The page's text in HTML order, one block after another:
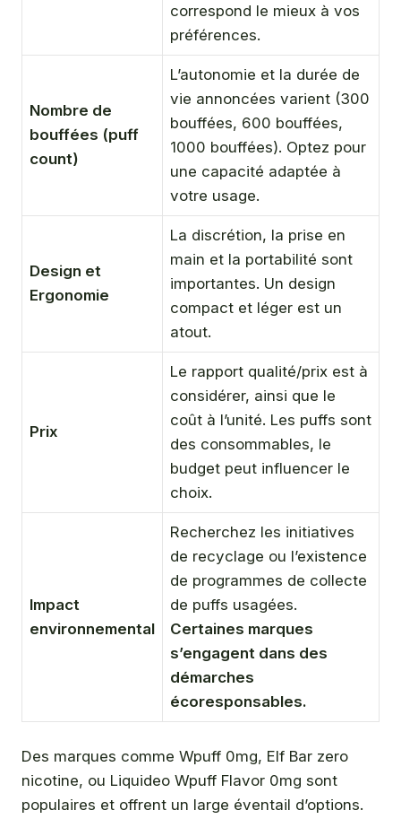
correspond le mieux à vos
préférences.
Nombre de
bouffées (puff
count)
L’autonomie et la durée de
vie annoncées varient (300
bouffées, 600 bouffées,
1000 bouffées). Optez pour
une capacité adaptée à
votre usage.
Design et
Ergonomie
La discrétion, la prise en
main et la portabilité sont
importantes. Un design
compact et léger est un
atout.
Prix
Le rapport qualité/prix est à
considérer, ainsi que le
coût à l’unité. Les puffs sont
des consommables, le
budget peut influencer le
choix.
Impact
environnemental
Recherchez les initiatives
de recyclage ou l’existence
de programmes de collecte
de puffs usagées.
Certaines marques
s’engagent dans des
démarches
écoresponsables.
Des marques comme Wpuff 0mg, Elf Bar zero
nicotine, ou Liquideo Wpuff Flavor 0mg sont
populaires et offrent un large éventail d’options.